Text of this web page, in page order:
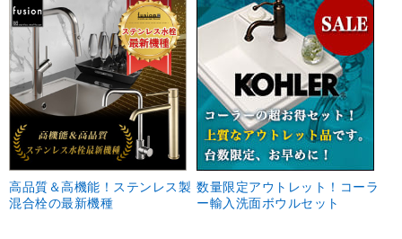
高品質＆高機能！ステンレス製
混合栓の最新機種
数量限定アウトレット！コーラ
ー輸入洗面ボウルセット